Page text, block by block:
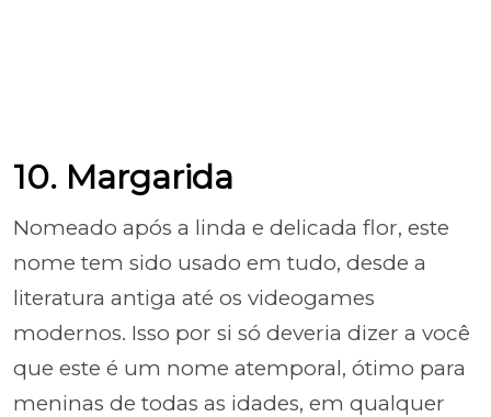
10. Margarida
Nomeado após a linda e delicada flor, este
nome tem sido usado em tudo, desde a
literatura antiga até os videogames
modernos. Isso por si só deveria dizer a você
que este é um nome atemporal, ótimo para
meninas de todas as idades, em qualquer